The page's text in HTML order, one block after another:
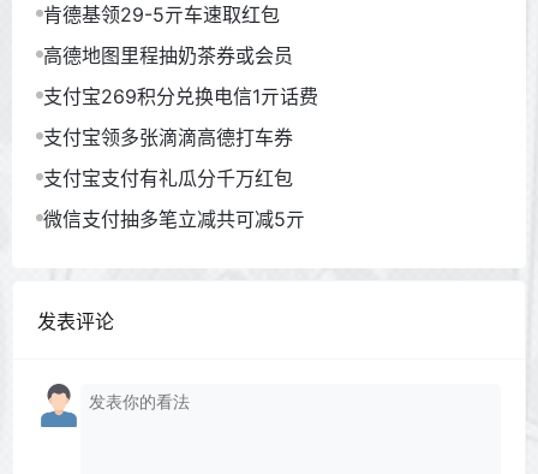
肯德基领29-5亓车速取红包
高德地图里程抽奶茶券或会员
支付宝269积分兑换电信1亓话费
支付宝领多张滴滴高德打车券
支付宝支付有礼瓜分千万红包
微信支付抽多笔立减共可减5亓
发表评论